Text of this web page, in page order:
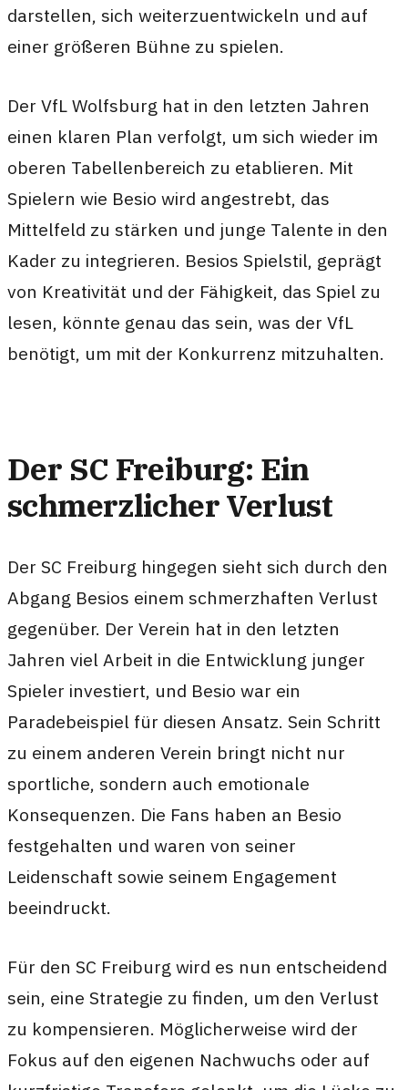
darstellen, sich weiterzuentwickeln und auf
einer größeren Bühne zu spielen.
Der VfL Wolfsburg hat in den letzten Jahren
einen klaren Plan verfolgt, um sich wieder im
oberen Tabellenbereich zu etablieren. Mit
Spielern wie Besio wird angestrebt, das
Mittelfeld zu stärken und junge Talente in den
Kader zu integrieren. Besios Spielstil, geprägt
von Kreativität und der Fähigkeit, das Spiel zu
lesen, könnte genau das sein, was der VfL
benötigt, um mit der Konkurrenz mitzuhalten.
Der SC Freiburg: Ein
schmerzlicher Verlust
Der SC Freiburg hingegen sieht sich durch den
Abgang Besios einem schmerzhaften Verlust
gegenüber. Der Verein hat in den letzten
Jahren viel Arbeit in die Entwicklung junger
Spieler investiert, und Besio war ein
Paradebeispiel für diesen Ansatz. Sein Schritt
zu einem anderen Verein bringt nicht nur
sportliche, sondern auch emotionale
Konsequenzen. Die Fans haben an Besio
festgehalten und waren von seiner
Leidenschaft sowie seinem Engagement
beeindruckt.
Für den SC Freiburg wird es nun entscheidend
sein, eine Strategie zu finden, um den Verlust
zu kompensieren. Möglicherweise wird der
Fokus auf den eigenen Nachwuchs oder auf